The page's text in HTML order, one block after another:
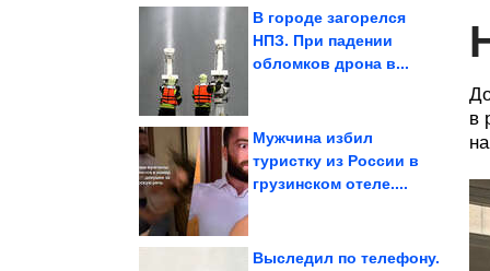
В городе загорелся
НПЗ. При падении
обломков дрона в...
Мужчина избил
туристку из России в
грузинском отеле....
Выследил по телефону.
в